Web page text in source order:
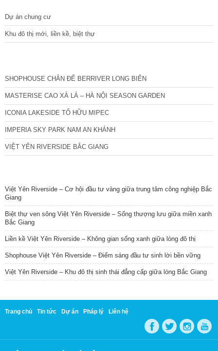
Dự án chung cư
Khu đô thị mới, liền kề, biệt thự
SHOPHOUSE CHÂN ĐẾ BERRIVER LONG BIÊN
MASTERISE CAO XÀ LÁ – HÀ NỘI SEASON GARDEN
ICONIA LAKESIDE TỐ HỮU MIPEC
IMPERIA SKY PARK NAM AN KHÁNH
VIỆT YÊN RIVERSIDE BẮC GIANG
Việt Yên Riverside – Cơ hội đầu tư vàng giữa trung tâm công nghiệp Bắc
Giang
Biệt thự ven sông Việt Yên Riverside – Sống thượng lưu giữa miền xanh
Bắc Giang
Liền kề Việt Yên Riverside – Không gian sống xanh giữa lòng đô thị
Shophouse Việt Yên Riverside – Điểm sáng đầu tư sinh lời bền vững
Việt Yên Riverside – Khu đô thị sinh thái đẳng cấp giữa lòng Bắc Giang
Trang chủ Tin tức Dự án Pháp lý Liên hệ